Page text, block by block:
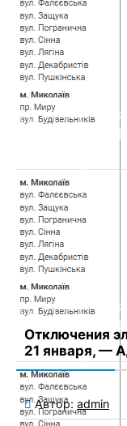
поля помечены
Комментарий
Имя*
Сохранить моё
последующих моих
Отключения
21 января, —
Автор: admin